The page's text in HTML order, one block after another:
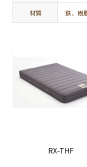
材質 鉄、樹
RX-THF